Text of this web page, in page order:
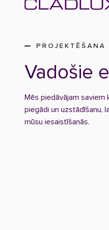
Vadošie
Mēs piedāvājam saviem
piegādi un uzstādīšanu,
mūsu iesaistīšanās.